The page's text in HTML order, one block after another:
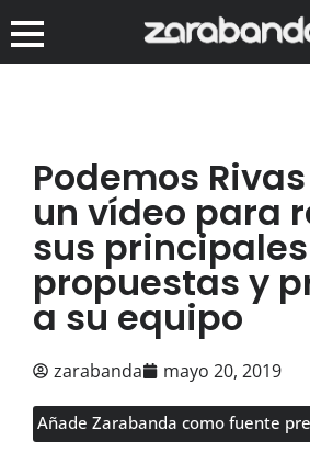
Podemos
un vídeo para
sus principales
propuestas y
a su equipo
zarabanda mayo 20, 2019
Añade Zarabanda como fuente